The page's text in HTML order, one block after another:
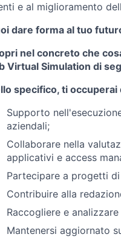
e al miglioramento
dare forma al tuo
nel concreto che
Virtual Simulation di
specifico, ti occuperai
Supporto
aziendali;
Collaborare nella
applicativi e access
Partecipare a progetti di
Contribuire alla
Raccogliere e
Mantenersi aggiornato